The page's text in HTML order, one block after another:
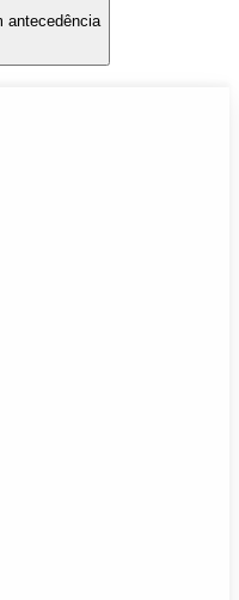
antecedência